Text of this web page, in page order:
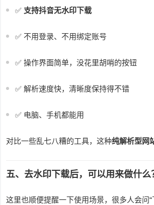
✅ 支持抖音无水印下载
✅ 不用登录、不用绑定账号
✅ 操作界面简单，没花里胡哨的按钮
✅ 解析速度快，清晰度保持得不错
✅ 电脑、手机都能用
对比一些乱七八糟的工具，这种纯解析型网
五、去水印下载后，可以用来做什么
这里也顺便提醒一下使用场景，很多人会问“